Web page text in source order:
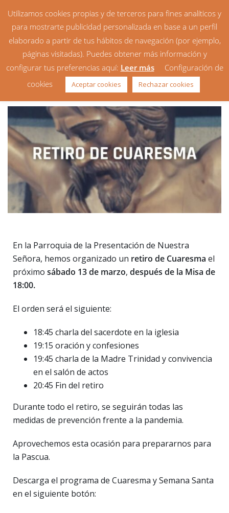
Retiro de Cuaresma 2021
En la Parroquia de la Presentación de Nuestra
Señora, hemos organizado un retiro de Cuaresma el
próximo sábado 13 de marzo, después de la Misa de
18:00.
El orden será el siguiente:
18:45 charla del sacerdote en la iglesia
19:15 oración y confesiones
19:45 charla de la Madre Trinidad y convivencia
en el salón de actos
20:45 Fin del retiro
Durante todo el retiro, se seguirán todas las
medidas de prevención frente a la pandemia.
Aprovechemos esta ocasión para prepararnos para
la Pascua.
Descarga el programa de Cuaresma y Semana Santa
en el siguiente botón:
Utilizamos cookies propias y de terceros para fines analíticos y
para mostrarte publicidad personalizada en base a un perfil
elaborado a partir de tus hábitos de navegación (por ejemplo,
páginas visitadas). Puedes obtener más información y
configurar tus preferencias aquí: Leer más
Configuración de
cookies
Aceptar cookies Rechazar cookies